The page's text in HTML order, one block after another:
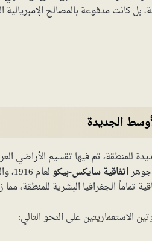
بل كانت مدفوعة بالمصالح
الجديدة
للمنطقة، تم فيها تقسيم الأراضي
جوهراتفاقية سايكس-بيكو
تماماً الجغرافيا البشرية للمنطقة،
الاستعماريتين على النحو التالي: